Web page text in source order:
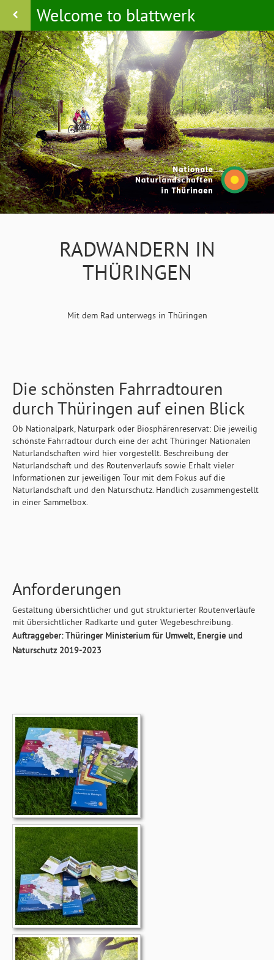
Welcome to blattwerk
RADWANDERN IN
THÜRINGEN
Mit dem Rad unterwegs in Thüringen
Die schönsten Fahrradtouren
durch Thüringen auf einen Blick
Ob Nationalpark, Naturpark oder Biosphärenreservat: Die jeweilig
schönste Fahrradtour durch eine der acht Thüringer Nationalen
Naturlandschaften wird hier vorgestellt. Beschreibung der
Naturlandschaft und des Routenverlaufs sowie Erhalt vieler
Informationen zur jeweiligen Tour mit dem Fokus auf die
Naturlandschaft und den Naturschutz. Handlich zusammengestellt
in einer Sammelbox.
Anforderungen
Gestaltung übersichtlicher und gut strukturierter Routenverläufe
mit übersichtlicher Radkarte und guter Wegebeschreibung.
Auftraggeber: Thüringer Ministerium für Umwelt, Energie und
Naturschutz 2019-2023